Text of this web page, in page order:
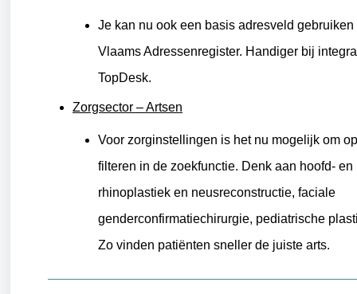
Je kan nu ook een basis adresveld
Vlaams Adressenregister. Handiger bij
TopDesk.
Zorgsector – Artsen
Voor zorginstellingen is het nu mogelijk om
filteren in de zoekfunctie. Denk aan hoofd-
rhinoplastiek en neusreconstructie, faciale
genderconfirmatiechirurgie, pediatrische
Zo vinden patiënten sneller de juiste arts.